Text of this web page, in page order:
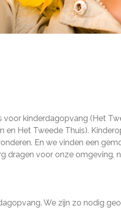
kinderdagopvang (Het
Het Tweede Thuis).
En we vinden een
dragen voor onze omgeving,
We zijn zo nodig